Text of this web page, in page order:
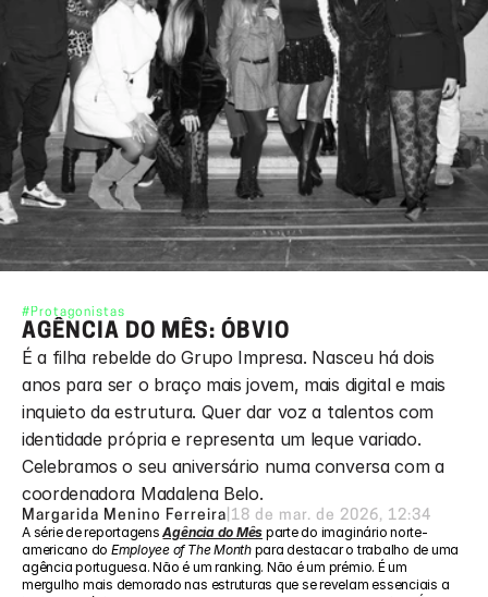
#Protagonistas
AGÊNCIA DO MÊS: ÓBVIO
É a filha rebelde do Grupo Impresa. Nasceu há dois
anos para ser o braço mais jovem, mais digital e mais
inquieto da estrutura. Quer dar voz a talentos com
identidade própria e representa um leque variado.
Celebramos o seu aniversário numa conversa com a
coordenadora Madalena Belo.
Margarida Menino Ferreira 18 de mar. de 2026, 12:34
A série de reportagens Agência do Mês parte do imaginário norte-
americano do Employee of The Month para destacar o trabalho de uma
agência portuguesa. Não é um ranking. Não é um prémio. É um
mergulho mais demorado nas estruturas que se revelam essenciais a